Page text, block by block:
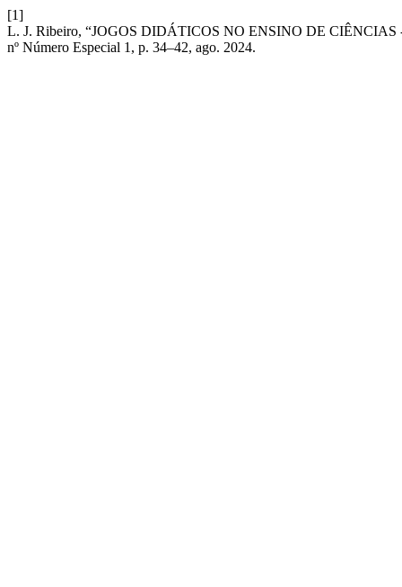
[1]
L. J. Ribeiro, “JOGOS DIDÁTICOS NO ENSINO DE
nº Número Especial 1, p. 34–42, ago. 2024.